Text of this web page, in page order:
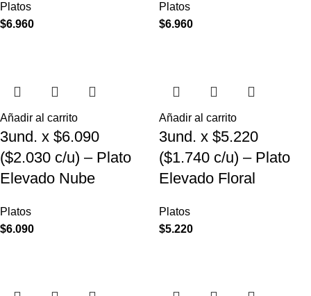
Platos
$6.960
Platos
$6.960
Añadir al carrito
3und. x $6.090
($2.030 c/u) – Plato
Elevado Nube
Platos
$6.090
Añadir al carrito
3und. x $5.220
($1.740 c/u) – Plato
Elevado Floral
Platos
$5.220